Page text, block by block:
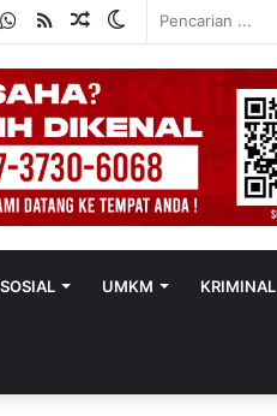
Switch
Random
RSS
WhatsApp
SOSIAL UMKM KRIMINAL